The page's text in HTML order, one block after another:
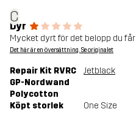
C
Dyr
Mycket dyrt för det belopp du får
Det här är en översättning. Se originalet
Repair Kit RVRC
GP-Nordwand
Polycotton
Jetblack
Köpt storlek One Size